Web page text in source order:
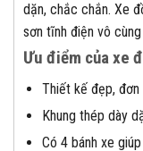
dặn, chắc chắn. Xe
sơn tĩnh điện vô
Ưu điểm của xe
Thiết kế đẹp, đơn
Khung thép dày
Có 4 bánh xe